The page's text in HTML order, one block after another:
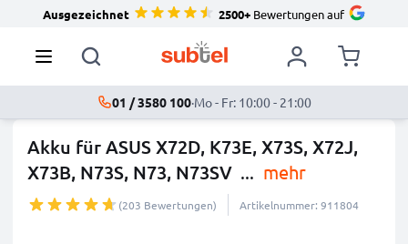
Ausgezeichnet 2500+Bewertungen auf
01 / 3580 100·Mo - Fr: 10:00 - 21:00
Akku für ASUS X72D, K73E, X73S, X72J,
X73B, N73S, N73, N73SV ... mehr
(203 Bewertungen) Artikelnummer: 911804